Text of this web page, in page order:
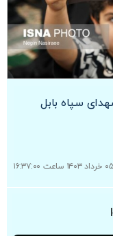
سپاه بابل
۰۵ خرداد ۱۴۰۳ ساعت ۱۶:۳۷:۰۰